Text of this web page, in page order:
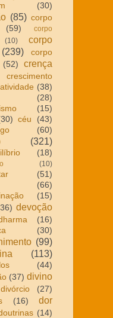
(30)
(85) corpo
(59)
corpo
(10)
corpo
(239)
corpo
(52)
crença
crescimento
(38)
(28)
(15)
céu
(43)
(60)
(321)
(18)
(10)
(51)
(66)
(15)
devoção
(16)
(30)
(99)
(113)
(44)
(37) divino
divórcio
(27)
(16)
dor
(14)